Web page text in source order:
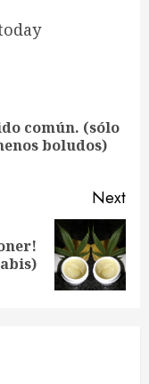
común. (sólo
boludos)
Next